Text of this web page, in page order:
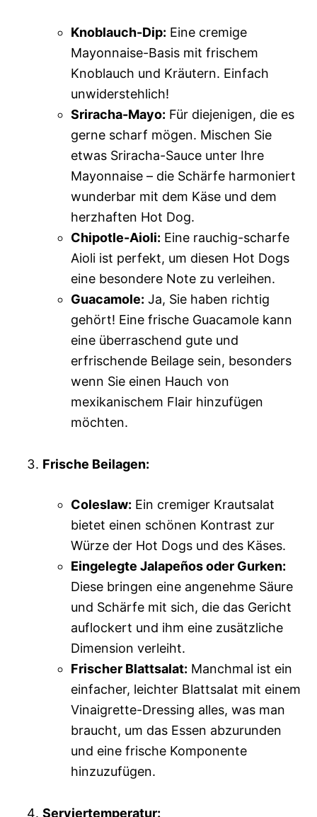
Knoblauch-Dip: Eine cremige
Mayonnaise-Basis mit frischem
Knoblauch und Kräutern. Einfach
unwiderstehlich!
Sriracha-Mayo: Für diejenigen, die es
gerne scharf mögen. Mischen Sie
etwas Sriracha-Sauce unter Ihre
Mayonnaise – die Schärfe harmoniert
wunderbar mit dem Käse und dem
herzhaften Hot Dog.
Chipotle-Aioli: Eine rauchig-scharfe
Aioli ist perfekt, um diesen Hot Dogs
eine besondere Note zu verleihen.
Guacamole: Ja, Sie haben richtig
gehört! Eine frische Guacamole kann
eine überraschend gute und
erfrischende Beilage sein, besonders
wenn Sie einen Hauch von
mexikanischem Flair hinzufügen
möchten.
Frische Beilagen:
Coleslaw: Ein cremiger Krautsalat
bietet einen schönen Kontrast zur
Würze der Hot Dogs und des Käses.
Eingelegte Jalapeños oder Gurken:
Diese bringen eine angenehme Säure
und Schärfe mit sich, die das Gericht
auflockert und ihm eine zusätzliche
Dimension verleiht.
Frischer Blattsalat: Manchmal ist ein
einfacher, leichter Blattsalat mit einem
Vinaigrette-Dressing alles, was man
braucht, um das Essen abzurunden
und eine frische Komponente
hinzuzufügen.
Serviertemperatur: